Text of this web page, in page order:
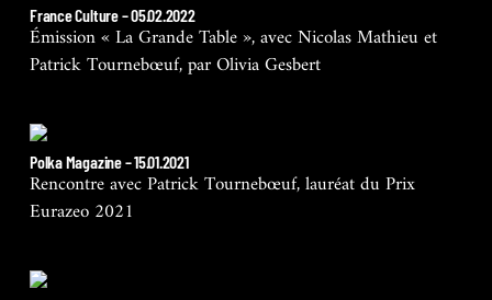
France Culture – 05.02.2022
Émission « La Grande Table », avec Nicolas Mathieu et
Patrick Tournebœuf, par Olivia Gesbert
Polka Magazine – 15.01.2021
Rencontre avec Patrick Tournebœuf, lauréat du Prix
Eurazeo 2021